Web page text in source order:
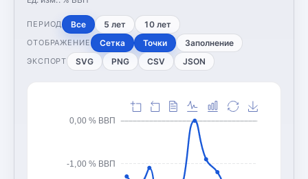
ПЕРИОД Все 5 лет 10 лет
ОТОБРАЖЕНИЕ Сетка Точки Заполнение
ЭКСПОРТ SVG PNG CSV JSON
-1,00 % ВВП
0,00 % ВВП